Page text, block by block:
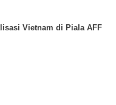
Vietnam di Piala AFF